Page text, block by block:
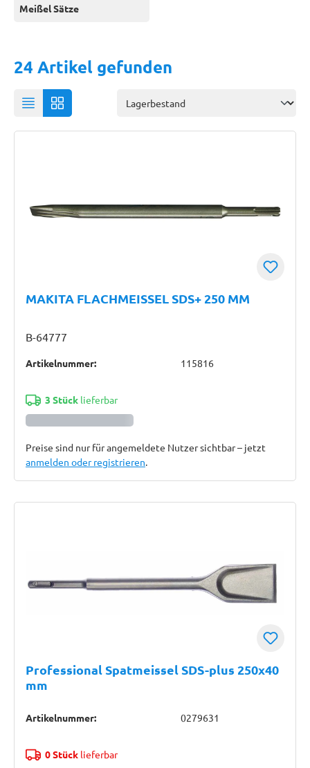
Meißel Sätze
24 Artikel gefunden
MAKITA FLACHMEISSEL SDS+ 250 MM
B-64777
Artikelnummer: 115816
3 Stücklieferbar
Preise sind nur für angemeldete Nutzer sichtbar – jetzt
anmelden oder registrieren.
Professional Spatmeissel SDS-plus 250x40
mm
Artikelnummer: 0279631
0 Stücklieferbar